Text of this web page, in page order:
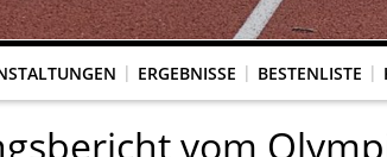
ERGEBNISSE BESTENLISTE
vom